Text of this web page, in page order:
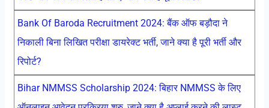
Bank Of Baroda Recruitment 2024: बैंक ऑफ बड़ौदा ने
निकाली बिना लिखित परीक्षा डायरेक्ट भर्ती, जाने क्या है पूरी भर्ती और
रिपोर्ट?
Bihar NMMSS Scholarship 2024: बिहार NMMSS के लिए